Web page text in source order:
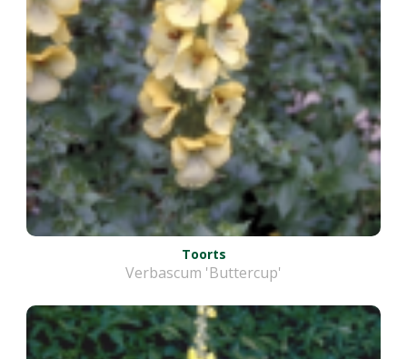
Toorts
Verbascum 'Buttercup'